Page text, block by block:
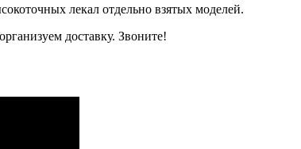
лекал отдельно взятых моделей.
доставку. Звоните!